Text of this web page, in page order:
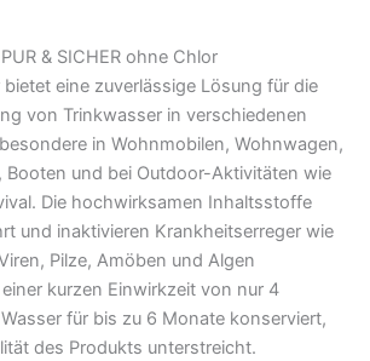
& SICHER ohne Chlor
eine zuverlässige Lösung für die
von Trinkwasser in verschiedenen
in Wohnmobilen, Wohnwagen,
Booten und bei Outdoor-Aktivitäten wie
Die hochwirksamen Inhaltsstoffe
und inaktivieren Krankheitserreger wie
Pilze, Amöben und Algen
kurzen Einwirkzeit von nur 4
für bis zu 6 Monate konserviert,
des Produkts unterstreicht.